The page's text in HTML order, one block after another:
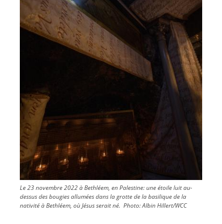
Le 23 novembre 2022 à Bethléem, en Palestine: une étoile luit au-
dessus des bougies allumées dans la grotte de la basilique de la
nativité à Bethléem, où Jésus serait né. Photo:Albin Hillert/WCC